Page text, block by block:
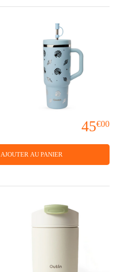
45€00
AJOUTER AU PANIER